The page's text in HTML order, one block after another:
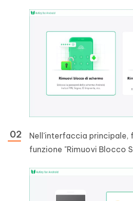
Nell'interfaccia principale,
funzione "Rimuovi Blocco